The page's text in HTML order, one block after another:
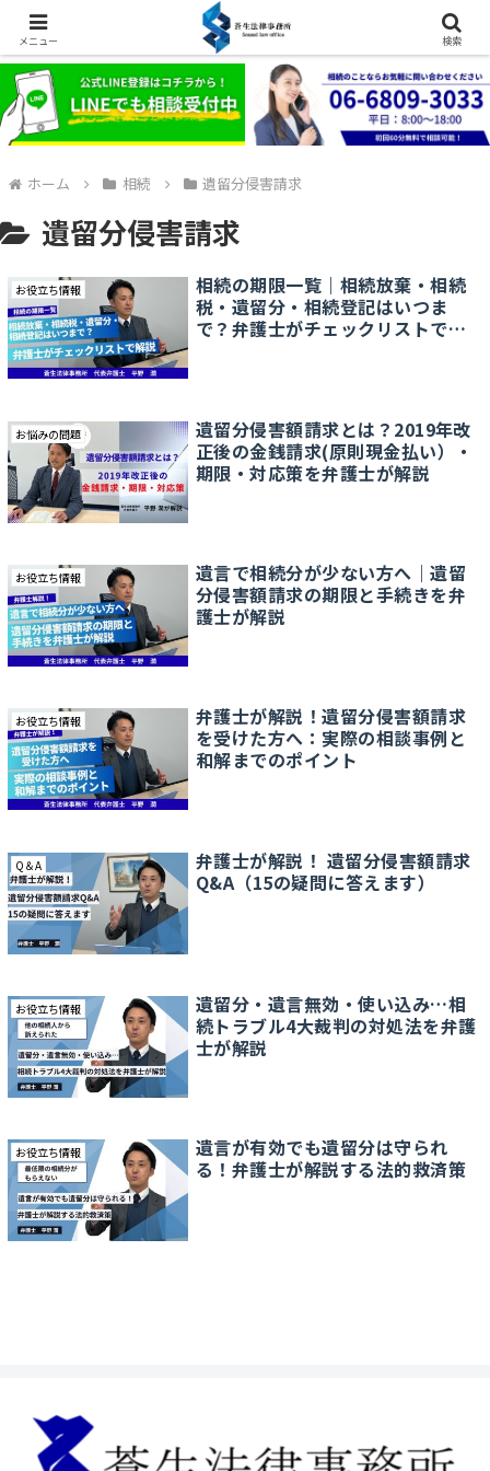
ホーム 相続 遺留分侵害請求
遺留分侵害請求
お役立ち情報
相続の期限一覧｜相続放棄・相続
税・遺留分・相続登記はいつま
で？弁護士がチェックリストで解
お悩みの問題
遺留分侵害額請求とは？2019年改
正後の金銭請求(原則現金払い）・
期限・対応策を弁護士が解説
お役立ち情報
遺言で相続分が少ない方へ｜遺留
分侵害額請求の期限と手続きを弁
護士が解説
お役立ち情報
弁護士が解説！遺留分侵害額請求
を受けた方へ：実際の相談事例と
和解までのポイント
Q＆A
弁護士が解説！ 遺留分侵害額請求
Q&A（15の疑問に答えます）
お役立ち情報
遺留分・遺言無効・使い込み…相
続トラブル4大裁判の対処法を弁護
士が解説
お役立ち情報
遺言が有効でも遺留分は守られ
る！弁護士が解説する法的救済策
メニュー 検索